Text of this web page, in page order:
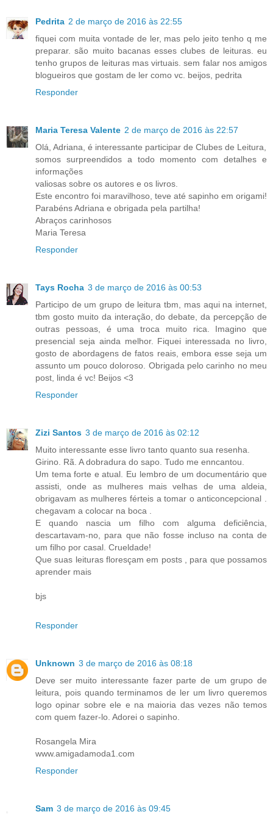
Pedrita 2 de março de 2016 às 22:55
fiquei com muita vontade de ler, mas pelo jeito tenho q me
preparar. são muito bacanas esses clubes de leituras. eu
tenho grupos de leituras mas virtuais. sem falar nos amigos
blogueiros que gostam de ler como vc. beijos, pedrita
Responder
Maria Teresa Valente 2 de março de 2016 às 22:57
Olá, Adriana, é interessante participar de Clubes de Leitura,
somos surpreendidos a todo momento com detalhes e
informações
valiosas sobre os autores e os livros.
Este encontro foi maravilhoso, teve até sapinho em origami!
Parabéns Adriana e obrigada pela partilha!
Abraços carinhosos
Maria Teresa
Responder
Tays Rocha 3 de março de 2016 às 00:53
Participo de um grupo de leitura tbm, mas aqui na internet,
tbm gosto muito da interação, do debate, da percepção de
outras pessoas, é uma troca muito rica. Imagino que
presencial seja ainda melhor. Fiquei interessada no livro,
gosto de abordagens de fatos reais, embora esse seja um
assunto um pouco doloroso. Obrigada pelo carinho no meu
post, linda é vc! Beijos <3
Responder
Zizi Santos 3 de março de 2016 às 02:12
Muito interessante esse livro tanto quanto sua resenha.
Girino. Rã. A dobradura do sapo. Tudo me enncantou.
Um tema forte e atual. Eu lembro de um documentário que
assisti, onde as mulheres mais velhas de uma aldeia,
obrigavam as mulheres férteis a tomar o anticoncepcional .
chegavam a colocar na boca .
E quando nascia um filho com alguma deficiência,
descartavam-no, para que não fosse incluso na conta de
um filho por casal. Crueldade!
Que suas leituras floresçam em posts , para que possamos
aprender mais
bjs
Responder
Unknown 3 de março de 2016 às 08:18
Deve ser muito interessante fazer parte de um grupo de
leitura, pois quando terminamos de ler um livro queremos
logo opinar sobre ele e na maioria das vezes não temos
com quem fazer-lo. Adorei o sapinho.
Rosangela Mira
www.amigadamoda1.com
Responder
Sam 3 de março de 2016 às 09:45